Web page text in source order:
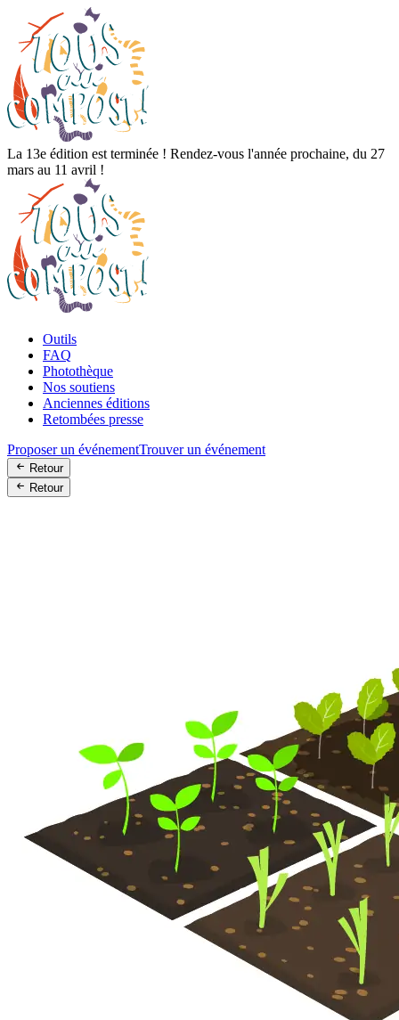
La 13e édition est terminée ! Rendez-vous l'année prochaine, du 27
mars au 11 avril !
Outils
FAQ
Photothèque
Nos soutiens
Anciennes éditions
Retombées presse
Proposer un événementTrouver un événement
Retour
Retour